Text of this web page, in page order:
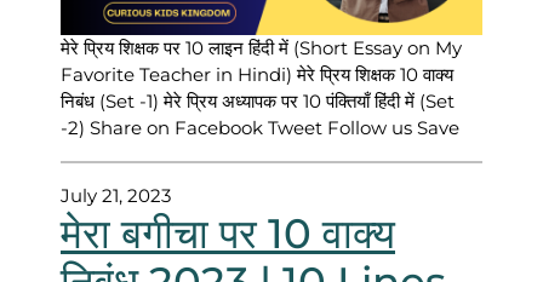
मेरे प्रिय शिक्षक पर 10 लाइन हिंदी में (Short Essay on My
Favorite Teacher in Hindi) मेरे प्रिय शिक्षक 10 वाक्य
निबंध (Set -1) मेरे प्रिय अध्यापक पर 10 पंक्तियाँ हिंदी में (Set
-2) Share on Facebook Tweet Follow us Save
July 21, 2023
मेरा बगीचा पर 10 वाक्य